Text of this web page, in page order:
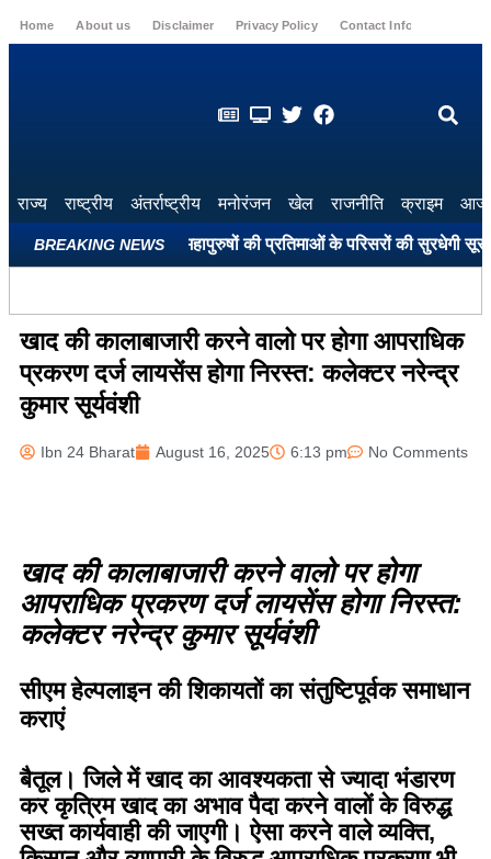
Home About us Disclaimer Privacy Policy Contact Info
राज्य राष्ट्रीय अंतर्राष्ट्रीय मनोरंजन खेल राजनीति क्राइम आज
BREAKING NEWS
शहीद स्मारकों और महापुरुषों की प्रतिमाओं के परिसरों की सुरधेगी सूरत:
खाद की कालाबाजारी करने वालो पर होगा आपराधिक
प्रकरण दर्ज लायसेंस होगा निरस्त: कलेक्टर नरेन्द्र
कुमार सूर्यवंशी
Ibn 24 Bharat August 16, 2025 6:13 pm No Comments
खाद की कालाबाजारी करने वालो पर होगा
आपराधिक प्रकरण दर्ज लायसेंस होगा निरस्त:
कलेक्टर नरेन्द्र कुमार सूर्यवंशी
सीएम हेल्पलाइन की शिकायतों का संतुष्टिपूर्वक समाधान
कराएं
बैतूल। जिले में खाद का आवश्यकता से ज्यादा भंडारण
कर कृत्रिम खाद का अभाव पैदा करने वालों के विरुद्ध
सख्त कार्यवाही की जाएगी। ऐसा करने वाले व्यक्ति,